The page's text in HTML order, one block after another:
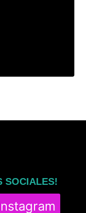
SOCIALES!